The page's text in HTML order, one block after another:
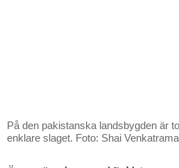
På den pakistanska landsbygden är
enklare slaget. Foto: Shai